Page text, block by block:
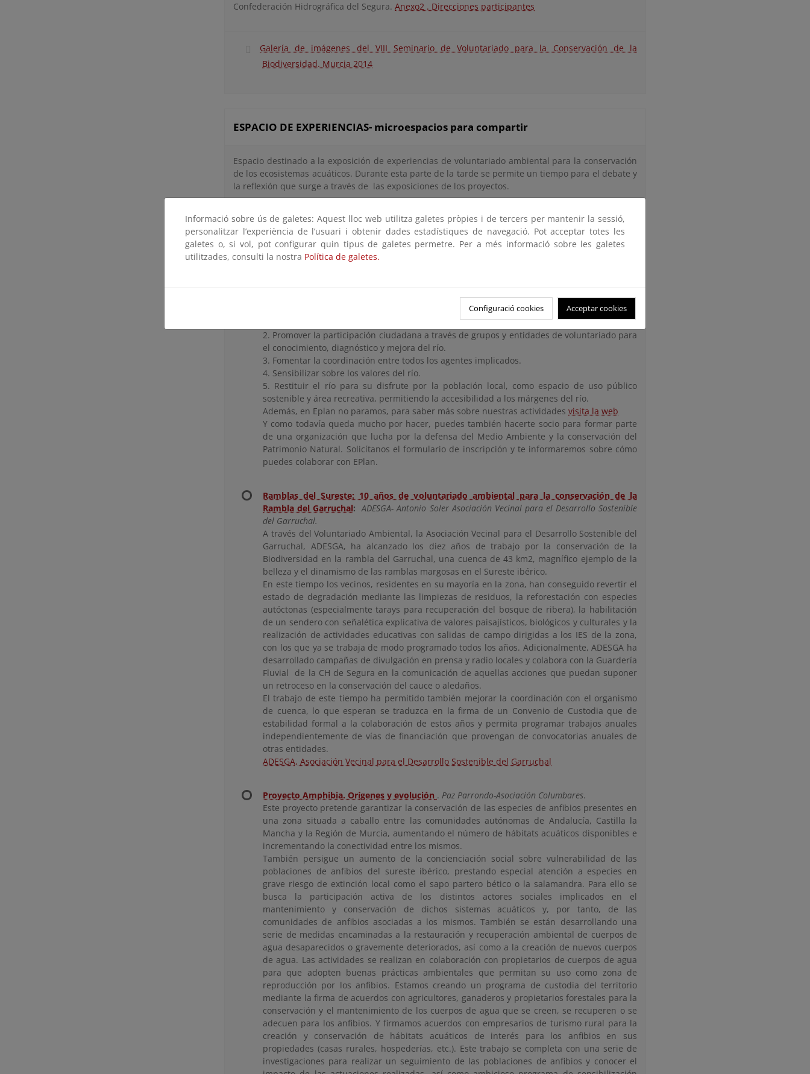
Confederación Hidrográfica del Segura. Anexo2 . Direcciones participantes
Galería de imágenes del VIII Seminario de Voluntariado para la Conservación de la
Biodiversidad. Murcia 2014
ESPACIO DE EXPERIENCIAS- microespacios para compartir
Espacio destinado a la exposición de experiencias de voluntariado ambiental para la conservación
de los ecosistemas acuáticos. Durante esta parte de la tarde se permite un tiempo para el debate y
la reflexión que surge a través de las exposiciones de los proyectos.
ASSOCIATION
Desde el año 2009, EPlan está trabajando por la sensibilización de la población local y la
conservación y restauración de los bosques de ribera del Río Segura, que son ecosistemas
de alto valor ecológico y sociocultural. Eplan está realizando esta labor de la mano de los
voluntarias, se han logrado objetivos importantes, como los listados a continuación:
1. Conservar y mejorar el patrimonio natural del río Segura a su paso por los términos
2. Promover la participación ciudadana a través de grupos y entidades de voluntariado para
el conocimiento, diagnóstico y mejora del río.
3. Fomentar la coordinación entre todos los agentes implicados.
4. Sensibilizar sobre los valores del río.
5. Restituir el río para su disfrute por la población local, como espacio de uso público
sostenible y área recreativa, permitiendo la accesibilidad a los márgenes del río.
Además, en Eplan no paramos, para saber más sobre nuestras actividades visita la web
Y como todavía queda mucho por hacer, puedes también hacerte socio para formar parte
de una organización que lucha por la defensa del Medio Ambiente y la conservación del
Patrimonio Natural. Solicítanos el formulario de inscripción y te informaremos sobre cómo
puedes colaborar con EPlan.
Ramblas del Sureste: 10 años de voluntariado ambiental para la conservación de la
Rambla del Garruchal: ADESGA- Antonio Soler Asociación Vecinal para el Desarrollo Sostenible
del Garruchal.
A través del Voluntariado Ambiental, la Asociación Vecinal para el Desarrollo Sostenible del
Garruchal, ADESGA, ha alcanzado los diez años de trabajo por la conservación de la
Biodiversidad en la rambla del Garruchal, una cuenca de 43 km2, magnífico ejemplo de la
belleza y el dinamismo de las ramblas margosas en el Sureste ibérico.
En este tiempo los vecinos, residentes en su mayoría en la zona, han conseguido revertir el
estado de degradación mediante las limpiezas de residuos, la reforestación con especies
autóctonas (especialmente tarays para recuperación del bosque de ribera), la habilitación
de un sendero con señalética explicativa de valores paisajísticos, biológicos y culturales y la
realización de actividades educativas con salidas de campo dirigidas a los IES de la zona,
con los que ya se trabaja de modo programado todos los años. Adicionalmente, ADESGA ha
desarrollado campañas de divulgación en prensa y radio locales y colabora con la Guardería
Fluvial de la CH de Segura en la comunicación de aquellas acciones que puedan suponer
un retroceso en la conservación del cauce o aledaños.
El trabajo de este tiempo ha permitido también mejorar la coordinación con el organismo
de cuenca, lo que esperan se traduzca en la firma de un Convenio de Custodia que de
estabilidad formal a la colaboración de estos años y permita programar trabajos anuales
independientemente de vías de financiación que provengan de convocatorias anuales de
otras entidades.
ADESGA, Asociación Vecinal para el Desarrollo Sostenible del Garruchal
Proyecto Amphibia. Orígenes y evolución . Paz Parrondo-Asociación Columbares.
Este proyecto pretende garantizar la conservación de las especies de anfibios presentes en
una zona situada a caballo entre las comunidades autónomas de Andalucía, Castilla la
Mancha y la Región de Murcia, aumentando el número de hábitats acuáticos disponibles e
incrementando la conectividad entre los mismos.
También persigue un aumento de la concienciación social sobre vulnerabilidad de las
poblaciones de anfibios del sureste ibérico, prestando especial atención a especies en
grave riesgo de extinción local como el sapo partero bético o la salamandra. Para ello se
busca la participación activa de los distintos actores sociales implicados en el
mantenimiento y conservación de dichos sistemas acuáticos y, por tanto, de las
comunidades de anfibios asociadas a los mismos. También se están desarrollando una
serie de medidas encaminadas a la restauración y recuperación ambiental de cuerpos de
agua desaparecidos o gravemente deteriorados, así como a la creación de nuevos cuerpos
de agua. Las actividades se realizan en colaboración con propietarios de cuerpos de agua
para que adopten buenas prácticas ambientales que permitan su uso como zona de
reproducción por los anfibios. Estamos creando un programa de custodia del territorio
mediante la firma de acuerdos con agricultores, ganaderos y propietarios forestales para la
conservación y el mantenimiento de los cuerpos de agua que se creen, se recuperen o se
adecuen para los anfibios. Y firmamos acuerdos con empresarios de turismo rural para la
creación y conservación de hábitats acuáticos de interés para los anfibios en sus
propiedades (casas rurales, hospederías, etc.). Este trabajo se completa con una serie de
investigaciones para realizar un seguimiento de las poblaciones de anfibios y conocer el
Informació sobre ús de galetes: Aquest lloc web utilitza galetes pròpies i de tercers per mantenir la sessió,
personalitzar l’experiència de l’usuari i obtenir dades estadístiques de navegació. Pot acceptar totes les
galetes o, si vol, pot configurar quin tipus de galetes permetre. Per a més informació sobre les galetes
utilitzades, consulti la nostra Política de galetes.
Configuració cookies Acceptar cookies